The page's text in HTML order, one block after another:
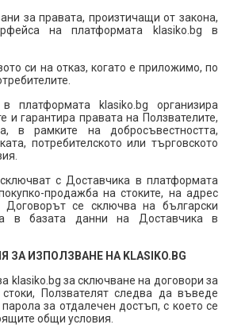
за правата, произтичащи от закона,
на платформата klasiko.bg в
си на отказ, когато е приложимо, по
платформата klasiko.bg организира
и гарантира правата на Ползвателите,
в рамките на добросъвестността,
потребителското или търговското
с Доставчика в платформата
продажба на стоките, на адрес
Договорът се сключва на български
в базата данни на Доставчика в
ЗА ИЗПОЛЗВАНЕ НА KLASIKO. BG
klasiko.bg за сключване на договори за
Ползвателят следва да въведе
за отдалечен достъп, с което се
общи условия.